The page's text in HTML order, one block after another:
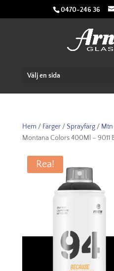
0470-246 36
Välj en sida
Hem / Färger/ Sprayfärg/
Montana Colors 400Ml – 9011
Rea!